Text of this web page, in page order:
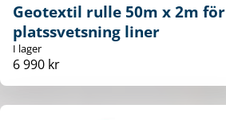
Geotextil rulle 50m x 2m för
platssvetsning liner
I lager
6 990 kr